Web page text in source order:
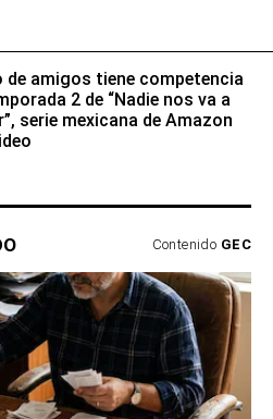
de amigos tiene competencia
2 de “Nadie nos va a
serie mexicana de Amazon
Contenido GEC